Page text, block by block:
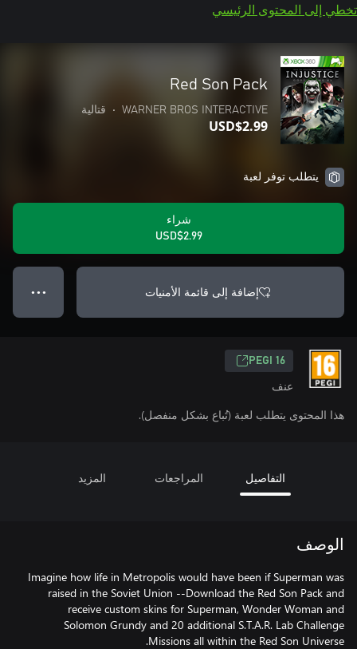
تخطي إلى المحتوى الرئيسي
Red Son Pack
WARNER BROS INTERACTIVE
• قتالية
USD$2.99
يتطلب توفر لعبة
شراء
USD$2.99
إضافة إلى قائمة الأمنيات ● ● ●
PEGI 16
عنف
هذا المحتوى يتطلب لعبة (تُباع بشكل منفصل).
التفاصيل المراجعات المزيد
الوصف
Imagine how life in Metropolis would have been if Superman was
raised in the Soviet Union --Download the Red Son Pack and
receive custom skins for Superman, Wonder Woman and
Solomon Grundy and 20 additional S.T.A.R. Lab Challenge
Missions all within the Red Son Universe.